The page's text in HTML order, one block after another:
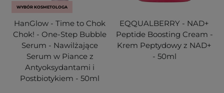
WYBÓR KOSMETOLOGA
HanGlow - Time to Chok
Chok! - One-Step Bubble
Serum - Nawilżające
Serum w Piance z
Antyoksydantami i
Postbiotykiem - 50ml
EQQUALBERRY - NAD+
Peptide Boosting Cream -
Krem Peptydowy z NAD+
- 50ml